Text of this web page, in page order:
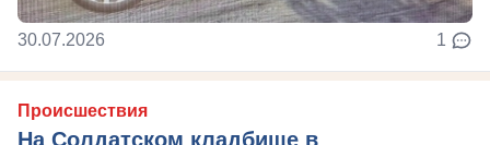
30.07.2026 1
Происшествия
На Солдатском кладбище в